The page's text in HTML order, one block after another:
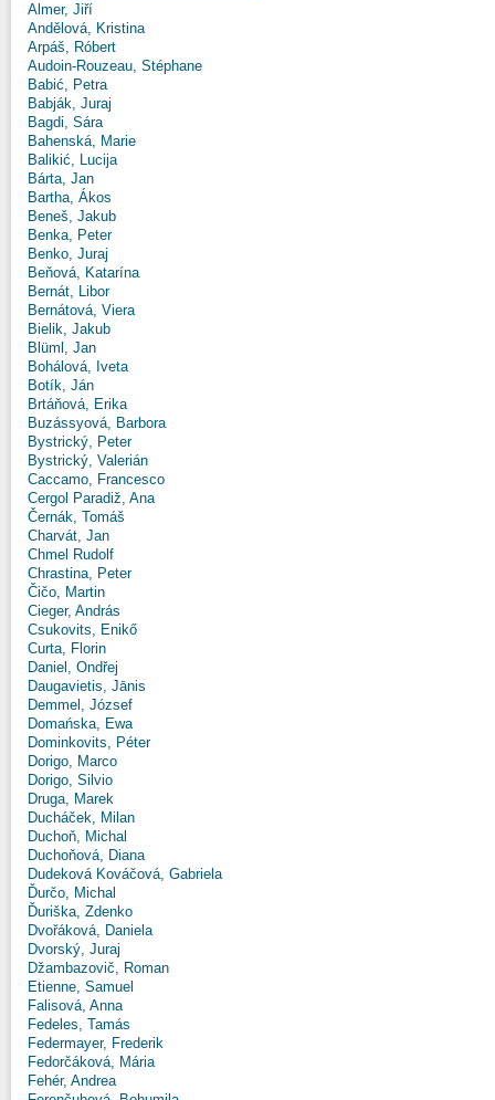
Almer, Jiří
Andělová, Kristina
Arpáš, Róbert
Audoin-Rouzeau, Stéphane
Babić, Petra
Babják, Juraj
Bagdi, Sára
Bahenská, Marie
Balikić, Lucija
Bárta, Jan
Bartha, Ákos
Beneš, Jakub
Benka, Peter
Benko, Juraj
Beňová, Katarína
Bernát, Libor
Bernátová, Viera
Bielik, Jakub
Blüml, Jan
Bohálová, Iveta
Botík, Ján
Brtáňová, Erika
Buzássyová, Barbora
Bystrický, Peter
Bystrický, Valerián
Caccamo, Francesco
Cergol Paradiž, Ana
Černák, Tomáš
Charvát, Jan
Chmel Rudolf
Chrastina, Peter
Čičo, Martin
Cieger, András
Csukovits, Enikő
Curta, Florin
Daniel, Ondřej
Daugavietis, Jānis
Demmel, József
Domańska, Ewa
Dominkovits, Péter
Dorigo, Marco
Dorigo, Silvio
Druga, Marek
Ducháček, Milan
Duchoň, Michal
Duchoňová, Diana
Dudeková Kováčová, Gabriela
Ďurčo, Michal
Ďuriška, Zdenko
Dvořáková, Daniela
Dvorský, Juraj
Džambazovič, Roman
Etienne, Samuel
Falisová, Anna
Fedeles, Tamás
Federmayer, Frederik
Fedorčáková, Mária
Fehér, Andrea